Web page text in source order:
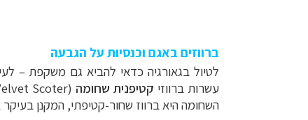
ברווזים באגם וכנסיות על הגבעה
לטיול בגאורגיה כדאי להביא גם משקפת –
עשרות ברווזי קטיפנית שחומה (
Scoter
השחומה היא ברווז שחור-קטיפתי, המקנן
מסלולים מוכנים ב-11
מעטפת
מערכת ניווט